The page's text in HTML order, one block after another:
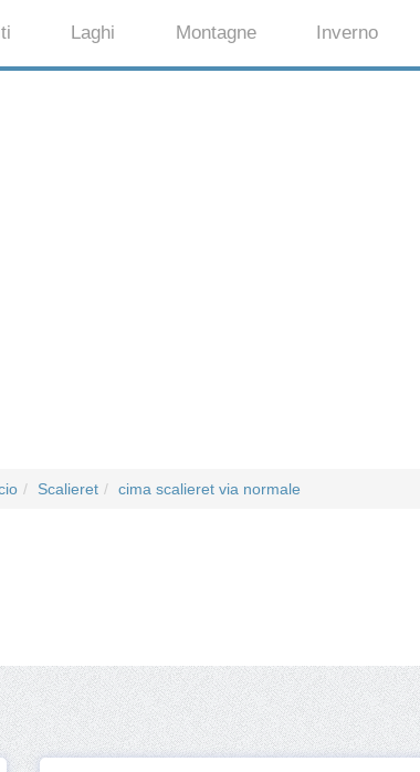
Laghi Montagne Inverno
Scalieret cima scalieret via normale